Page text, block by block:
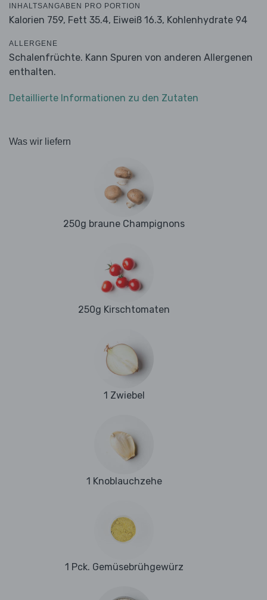
INHALTSANGABEN PRO PORTION
Kalorien 759, Fett 35.4, Eiweiß 16.3, Kohlenhydrate 94
ALLERGENE
Schalenfrüchte. Kann Spuren von anderen Allergenen
enthalten.
Detaillierte Informationen zu den Zutaten
Was wir liefern
250g braune Champignons
250g Kirschtomaten
1 Zwiebel
1 Knoblauchzehe
1 Pck. Gemüsebrühgewürz